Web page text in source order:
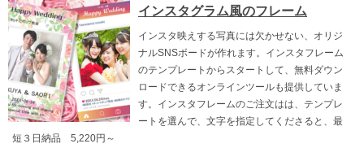
インスタグラム風のフレーム
インスタ映えする写真には欠かせない、オリジ
ナルSNSボードが作れます。インスタフレーム
のテンプレートからスタートして、無料ダウン
ロードできるオンラインツールも提供していま
す。インスタフレームのご注文はは、テンプレ
ートを選んで、文字を指定してくださると、最
短３日納品 5,220円～